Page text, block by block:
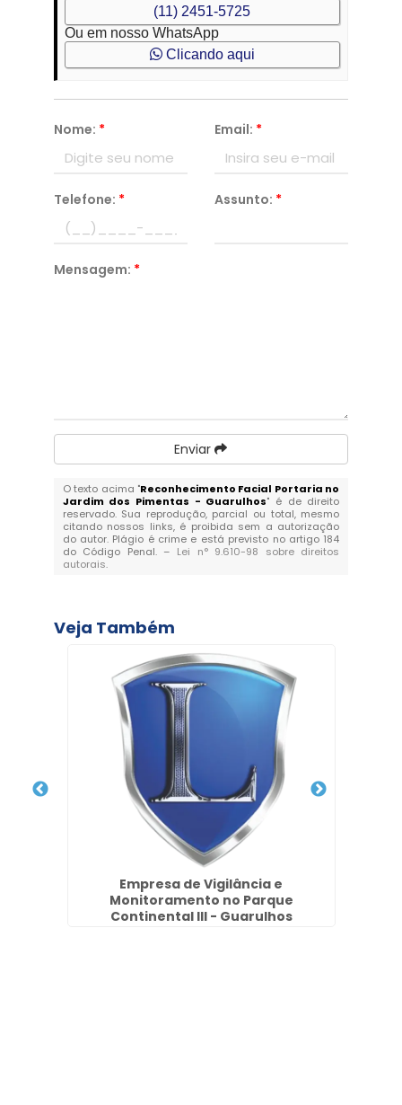
(11) 2451-5725
Ou em nosso WhatsApp
Clicando aqui
Nome: * Email: *
Telefone: * Assunto: *
Mensagem: *
Enviar
O texto acima "Reconhecimento Facial Portaria no
Jardim dos Pimentas - Guarulhos" é de direito
reservado. Sua reprodução, parcial ou total, mesmo
citando nossos links, é proibida sem a autorização
do autor. Plágio é crime e está previsto no artigo 184
do Código Penal. – Lei n° 9.610-98 sobre direitos
autorais.
Veja Também
Empresa de Vigilância e
Monitoramento no Parque
Continental III - Guarulhos